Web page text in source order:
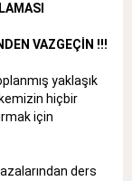
VAZGEÇİN !!!
yaklaşık
hiçbir
için
ders